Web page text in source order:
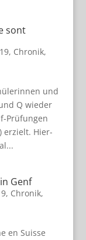
sont
, Chronik,
und
Q wie­der
Prü­fun­gen
erzielt. Hier­
Genf
, Chronik,
en Suisse